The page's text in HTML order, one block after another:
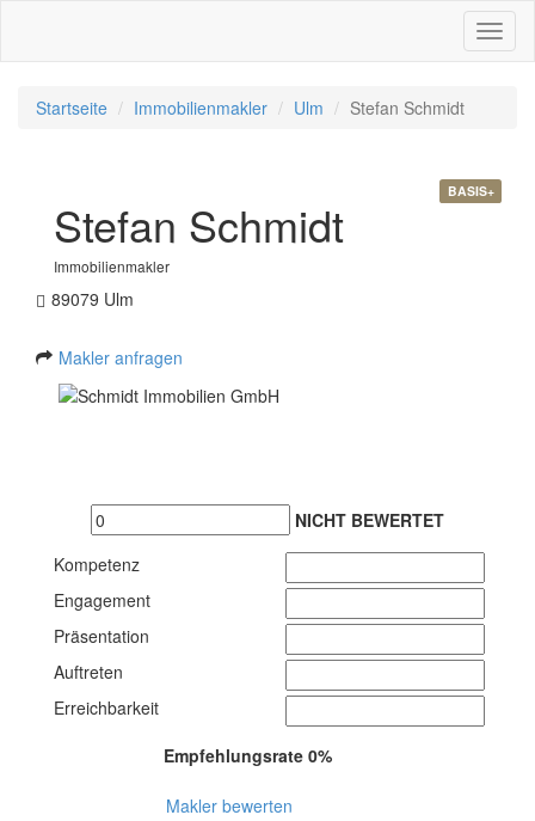
Startseite Immobilienmakler Ulm Stefan Schmidt
Stefan Schmidt
BASIS+
Immobilienmakler
89079 Ulm
Makler anfragen
NICHT BEWERTET
Kompetenz
Engagement
Präsentation
Auftreten
Erreichbarkeit
Empfehlungsrate 0%
Makler bewerten